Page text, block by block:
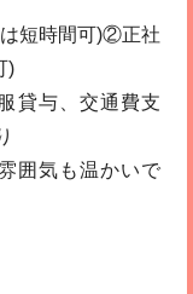
短時間可)②正社
)
貸与、交通費支
囲気も温かいで